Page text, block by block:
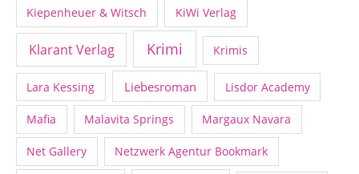
Kiepenheuer & Witsch KiWi Verlag
Klarant Verlag Krimi Krimis
Lara Kessing Liebesroman Lisdor Academy
Mafia Malavita Springs Margaux Navara
Net Gallery Netzwerk Agentur Bookmark